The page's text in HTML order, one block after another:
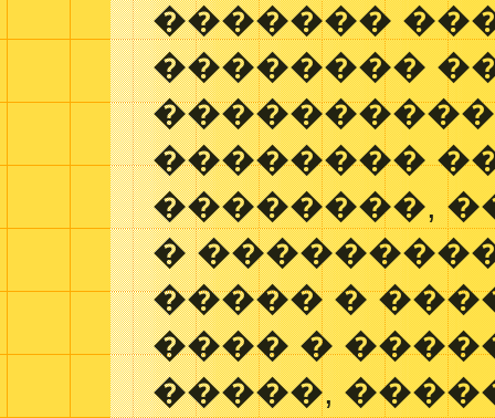
�������
��������
��������
��������,
�
����� �
���� �
�����,